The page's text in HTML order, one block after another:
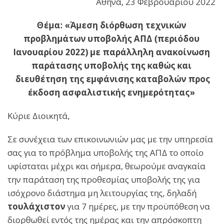
Θέμα: «Άμεση διόρθωση τεχνικών
προβλημάτων υποβολής ΑΠΔ (περιόδου
Ιανουαρίου 2022) με παράλληλη ανακοίνωση
παράτασης υποβολής της καθώς και
διευθέτηση της εμφάνισης καταβολών προς
έκδοση ασφαλιστικής ενημερότητας»
Κύριε Διοικητά,
Σε συνέχεια των επικοινωνιών μας με την υπηρεσία
σας για το πρόβλημα υποβολής της ΑΠΔ το οποίο
υφίσταται μέχρι και σήμερα, θεωρούμε αναγκαία
την παράταση της προθεσμίας υποβολής της για
ισόχρονο διάστημα μη λειτουργίας της, δηλαδή
τουλάχιστονγια 7 ημέρες, με την προϋπόθεση να
διορθωθεί εντός της ημέρας και την απρόσκοπτη